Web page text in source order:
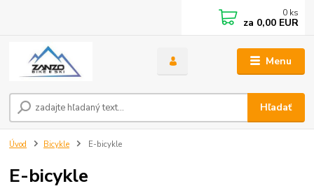
Menu
Hľadať
0 ks
za 0,00 EUR
Úvod Bicykle E-bicykle
E-bicykle